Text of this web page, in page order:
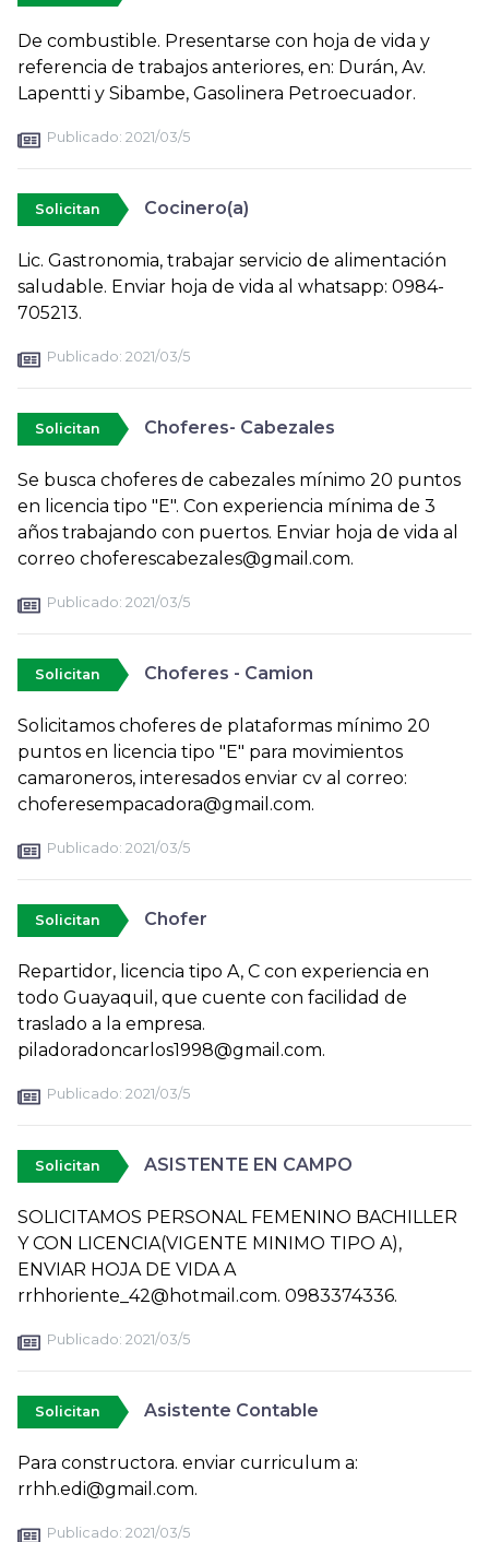
De combustible. Presentarse con hoja de vida y
referencia de trabajos anteriores, en: Durán, Av.
Lapentti y Sibambe, Gasolinera Petroecuador.
Publicado: 2021/03/5
Solicitan Cocinero(a)
Lic. Gastronomia, trabajar servicio de alimentación
saludable. Enviar hoja de vida al whatsapp: 0984-
705213.
Publicado: 2021/03/5
Solicitan Choferes- Cabezales
Se busca choferes de cabezales mínimo 20 puntos
en licencia tipo "E". Con experiencia mínima de 3
años trabajando con puertos. Enviar hoja de vida al
correo choferescabezales@gmail.com.
Publicado: 2021/03/5
Solicitan Choferes - Camion
Solicitamos choferes de plataformas mínimo 20
puntos en licencia tipo "E" para movimientos
camaroneros, interesados enviar cv al correo:
choferesempacadora@gmail.com.
Publicado: 2021/03/5
Solicitan Chofer
Repartidor, licencia tipo A, C con experiencia en
todo Guayaquil, que cuente con facilidad de
traslado a la empresa.
piladoradoncarlos1998@gmail.com.
Publicado: 2021/03/5
Solicitan ASISTENTE EN CAMPO
SOLICITAMOS PERSONAL FEMENINO BACHILLER
Y CON LICENCIA(VIGENTE MINIMO TIPO A),
ENVIAR HOJA DE VIDA A
rrhhoriente_42@hotmail.com. 0983374336.
Publicado: 2021/03/5
Solicitan Asistente Contable
Para constructora. enviar curriculum a:
rrhh.edi@gmail.com.
Publicado: 2021/03/5